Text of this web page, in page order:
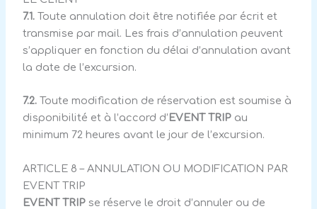
7.1. Toute annulation doit être notifiée par écrit et
transmise par mail. Les frais d’annulation peuvent
s’appliquer en fonction du délai d’annulation avant
la date de l’excursion.
7.2. Toute modification de réservation est soumise à
disponibilité et à l’accord d’ EVENT TRIP au
minimum 72 heures avant le jour de l’excursion.
ARTICLE 8 – ANNULATION OU MODIFICATION PAR
EVENT TRIP
EVENT TRIP se réserve le droit d’annuler ou de